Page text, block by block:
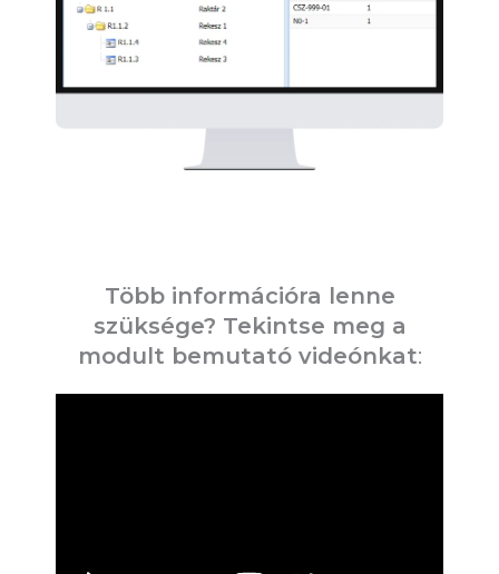
Több információra lenne
szüksége? Tekintse meg a
modult bemutató videónkat: